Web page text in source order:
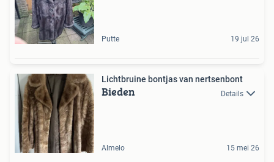
Putte 19 jul 26
Lichtbruine bontjas van nertsenbont
Bieden Details
Almelo 15 mei 26